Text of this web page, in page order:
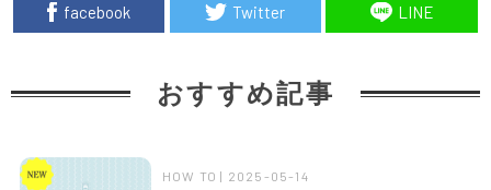
facebook Twitter LINE
おすすめ記事
HOW TO | 2025-05-14